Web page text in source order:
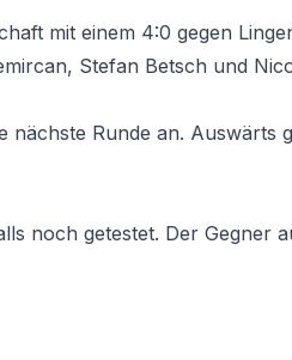
mit einem 4:0 gegen
Stefan Betsch und
nächste Runde an. Auswärts
noch getestet. Der Gegner